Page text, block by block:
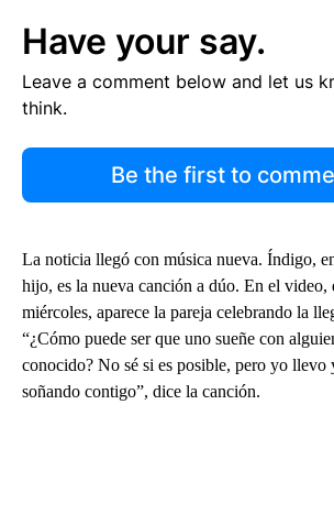
Have your say.
Leave a comment below and let us
think.
Be the first to
La noticia llegó con música nueva. Índigo,
hijo, es la nueva canción a dúo. En el video,
miércoles, aparece la pareja celebrando la
“¿Cómo puede ser que uno sueñe con
conocido? No sé si es posible, pero yo llevo
soñando contigo”, dice la canción.